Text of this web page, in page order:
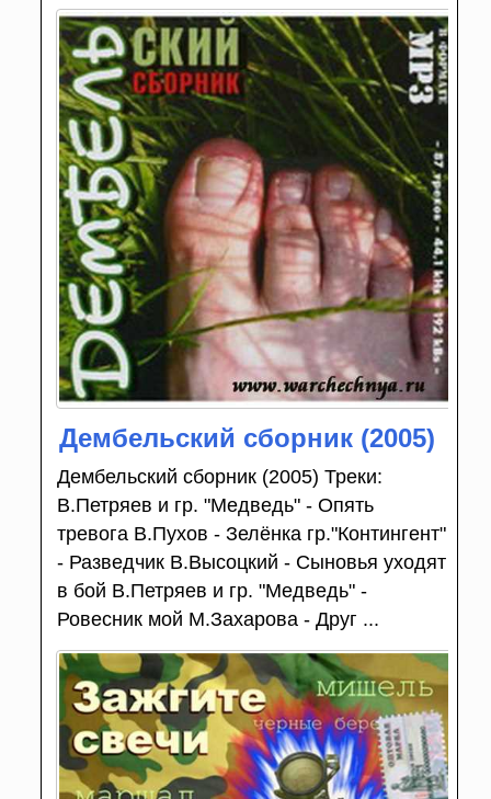
Дембельский сборник (2005)
Дембельский сборник (2005) Треки:
В.Петряев и гр. "Медведь" - Опять
тревога В.Пухов - Зелёнка гр."Контингент"
- Разведчик В.Высоцкий - Сыновья уходят
в бой В.Петряев и гр. "Медведь" -
Ровесник мой М.Захарова - Друг ...